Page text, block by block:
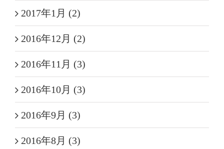
2017年1月 (2)
2016年12月 (2)
2016年11月 (3)
2016年10月 (3)
2016年9月 (3)
2016年8月 (3)